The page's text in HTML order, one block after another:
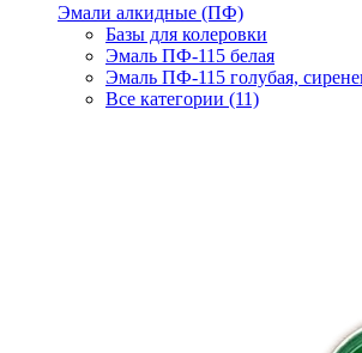
Эмали алкидные (ПФ)
Базы для колеровки
Эмаль ПФ-115 белая
Эмаль ПФ-115 голубая,
Все категории (11)